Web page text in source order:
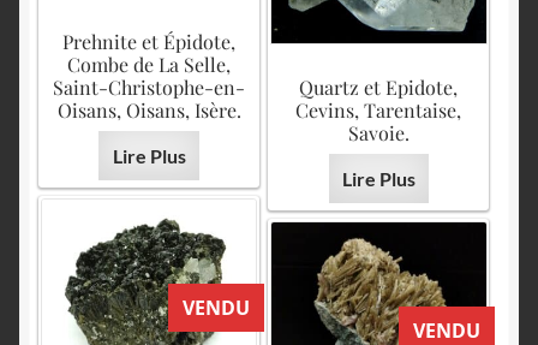
Prehnite et Épidote,
Combe de La Selle,
Saint-Christophe-en-
Oisans, Oisans, Isère.
Lire Plus
Quartz et Epidote,
Cevins, Tarentaise,
Savoie.
Lire Plus
VENDU
VENDU